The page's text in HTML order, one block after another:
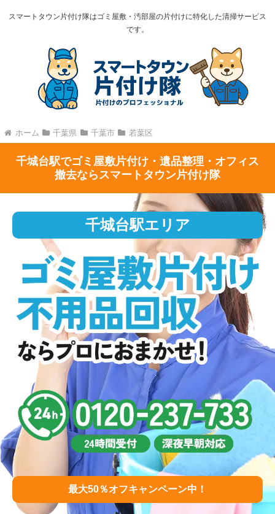
スマートタウン片付け隊はゴミ屋敷・汚部屋の片付けに特化した清掃サービス
です。
ホーム 千葉県 千葉市 若葉区
千城台駅でゴミ屋敷片付け・遺品整理・オフィス
撤去ならスマートタウン片付け隊
千城台駅エリア
最大50％オフキャンペーン中！